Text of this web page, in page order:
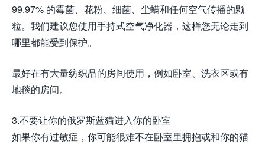
99.97% 的霉菌、花粉、细菌、尘螨和任何空气传播的颗
粒。我们建议您使用手持式空气净化器，这样您无论走到
哪里都能受到保护。
最好在有大量纺织品的房间使用，例如卧室、洗衣区或有
地毯的房间。
3.不要让你的俄罗斯蓝猫进入你的卧室
如果你有过敏症，你可能很难不在卧室里拥抱或和你的猫